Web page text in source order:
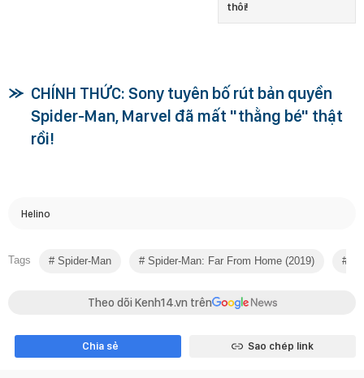
thôi!
CHÍNH THỨC: Sony tuyên bố rút bản quyền
Spider-Man, Marvel đã mất "thằng bé" thật
rồi!
Helino
Tags Spider-Man Spider-Man: Far From Home (2019)
Theo dõi Kenh14.vn trên
Chia sẻ Sao chép link